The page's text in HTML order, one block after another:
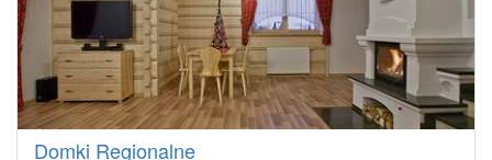
Domki Regionalne